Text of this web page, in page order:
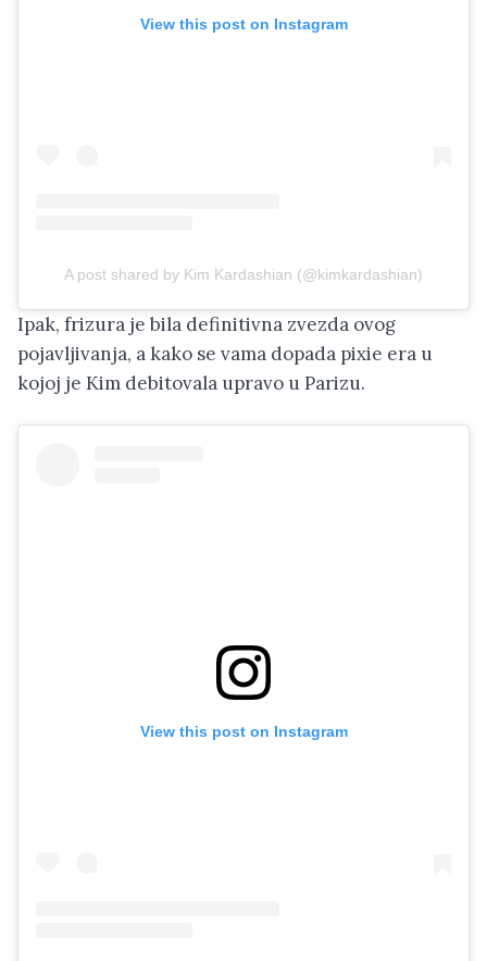
View this post on Instagram
A post shared by Kim Kardashian (@kimkardashian)
Ipak, frizura je bila definitivna zvezda ovog
pojavljivanja, a kako se vama dopada pixie era u
kojoj je Kim debitovala upravo u Parizu.
View this post on Instagram